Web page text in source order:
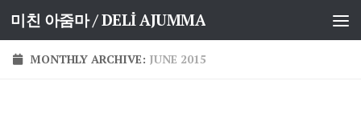
Skip to content
미친 아줌마 / DELİ AJUMMA
MONTHLY ARCHIVE: JUNE 2015